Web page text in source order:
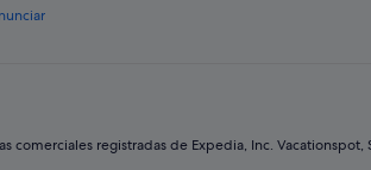
registradas de Expedia, Inc. Vacationspot,